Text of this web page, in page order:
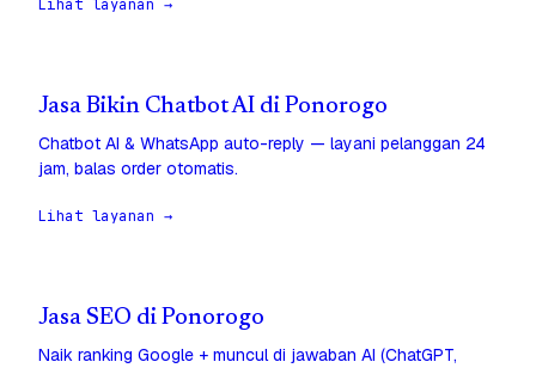
Lihat layanan →
Jasa Bikin Chatbot AI di Ponorogo
Chatbot AI & WhatsApp auto-reply — layani pelanggan 24
jam, balas order otomatis.
Lihat layanan →
Jasa SEO di Ponorogo
Naik ranking Google + muncul di jawaban AI (ChatGPT,